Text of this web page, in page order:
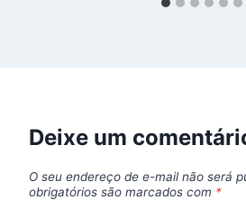
Deixe um
O seu endereço de e-mail não será
obrigatórios são marcados com *